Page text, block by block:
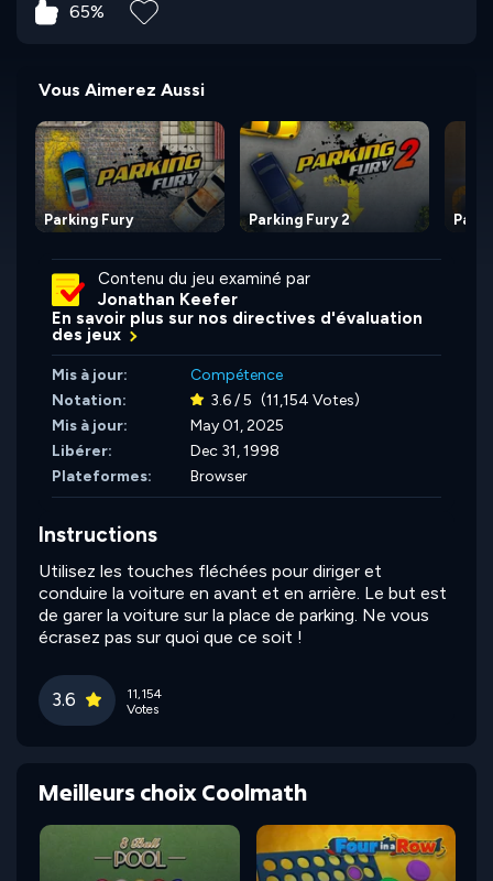
65%
Vous Aimerez Aussi
Parking Fury Parking Fury 2
Contenu du jeu examiné par
Jonathan Keefer
En savoir plus sur nos directives d'évaluation
des jeux
Mis à jour:
Compétence
Notation:
3.6 / 5 (11,154 Votes)
Mis à jour:
May 01, 2025
Libérer:
Dec 31, 1998
Plateformes:
Browser
Instructions
Utilisez les touches fléchées pour diriger et
conduire la voiture en avant et en arrière. Le but est
de garer la voiture sur la place de parking. Ne vous
écrasez pas sur quoi que ce soit !
3.6
11,154
Votes
Meilleurs choix Coolmath